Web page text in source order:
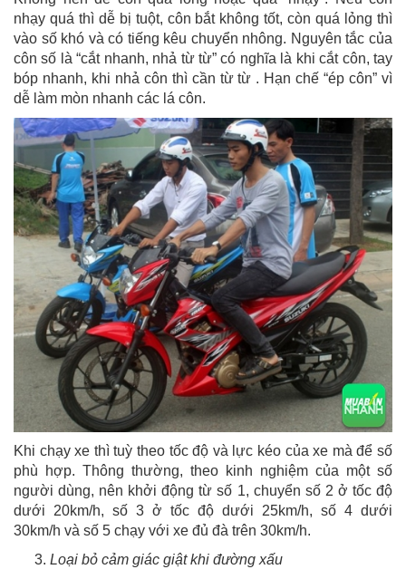
nhạy quá thì dễ bị tuột, côn bắt không tốt, còn quá lỏng thì
vào số khó và có tiếng kêu chuyển nhông. Nguyên tắc của
côn số là “cắt nhanh, nhả từ từ” có nghĩa là khi cắt côn, tay
bóp nhanh, khi nhả côn thì cần từ từ . Hạn chế “ép côn” vì
dễ làm mòn nhanh các lá côn.
Khi chạy xe thì tuỳ theo tốc độ và lực kéo của xe mà để số
phù hợp. Thông thường, theo kinh nghiệm của một số
người dùng, nên khởi động từ số 1, chuyển số 2 ở tốc độ
dưới 20km/h, số 3 ở tốc độ dưới 25km/h, số 4 dưới
30km/h và số 5 chạy với xe đủ đà trên 30km/h.
Loại bỏ cảm giác giật khi đường xấu